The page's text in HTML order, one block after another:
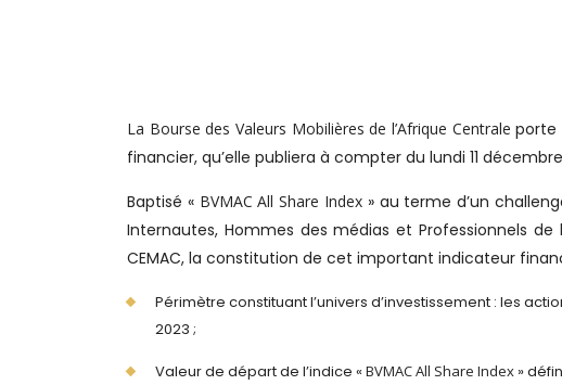
La Bourse des Valeurs Mobilières de l’Afrique Centrale porte
financier, qu’elle publiera à compter du lundi 11
Baptisé « BVMAC All Share Index » au terme d’un
Internautes, Hommes des médias et Professionnels
CEMAC, la constitution de cet important indicateur
Périmètre constituant l’univers d’investissement : les
2023 ;
Valeur de départ de l’indice « BVMAC All Share Index »